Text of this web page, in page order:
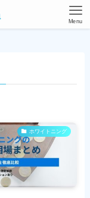
Menu
ホワイトニング